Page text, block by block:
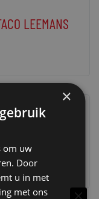
LEEMANS
RAAS
×
om uw
Door
u in met
met ons